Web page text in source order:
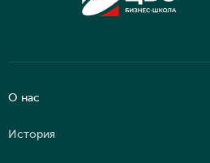
О нас
История